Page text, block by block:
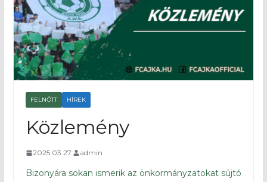
FELNŐTT HÍREK
Közlemény
2025.03.27. admin
Bizonyára sokan ismerik az önkormányzatokat sújtó